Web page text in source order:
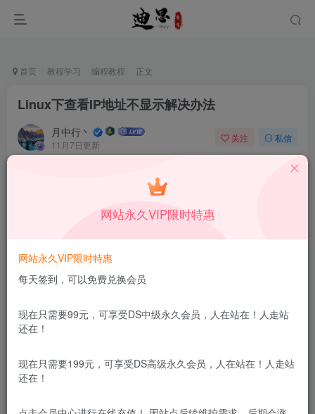
首页 教程学习 编程教程 正文
Linux下查看IP地址不显示解决办法
月中行丶
11月7日更新
关注 私信
本站所有内容来自互联网收集，仅供学习和交流，请勿用于商业
用途。如有侵权、不妥之处，请第一时间联系我们删除！
目录
前言
网站永久VIP限时特惠
网站永久VIP限时特惠
每天签到，可以免费兑换会员
现在只需要99元，可享受DS中级永久会员，人在站在！人走站
还在！
现在只需要199元，可享受DS高级永久会员，人在站在！人走站
还在！